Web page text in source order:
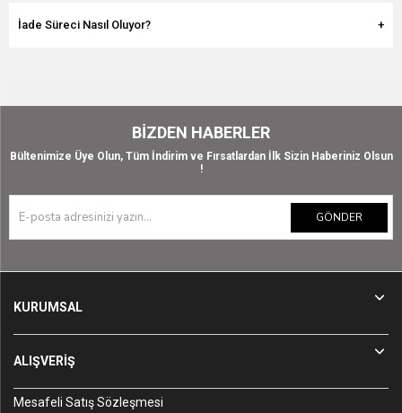
İade Süreci Nasıl Oluyor?
BIZDEN HABERLER
Bültenimize Üye Olun, Tüm İndirim ve Fırsatlardan İlk Sizin Haberiniz Olsun
!
GÖNDER
KURUMSAL
ALIŞVERİŞ
Mesafeli Satış Sözleşmesi